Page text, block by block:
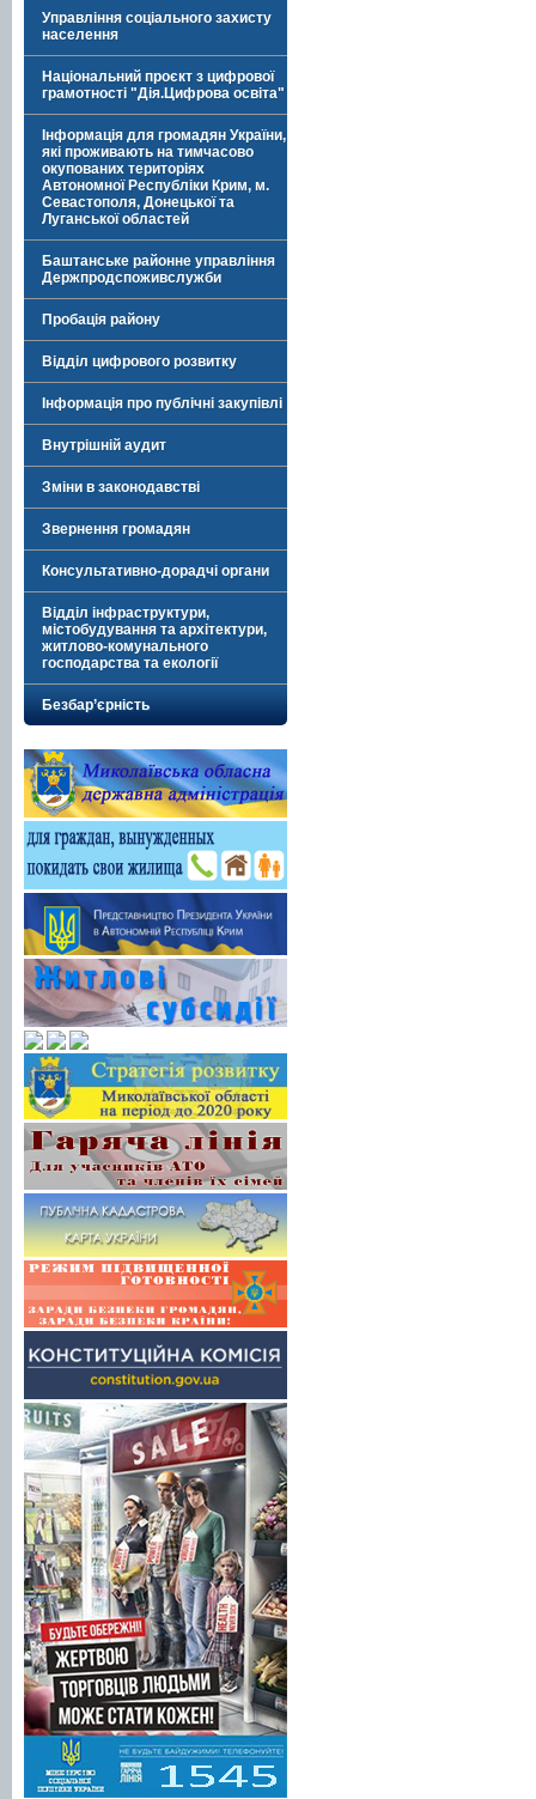
Управління соціального захисту
населення
Національний проєкт з цифрової
грамотності "Дія.Цифрова освіта"
Інформація для громадян України,
які проживають на тимчасово
окупованих територіях
Автономної Республіки Крим, м.
Севастополя, Донецької та
Луганської областей
Баштанське районне управління
Держпродспоживслужби
Пробація району
Відділ цифрового розвитку
Інформація про публічні закупівлі
Внутрішній аудит
Зміни в законодавстві
Звернення громадян
Консультативно-дорадчі органи
Відділ інфраструктури,
містобудування та архітектури,
житлово-комунального
господарства та екології
Безбар’єрність